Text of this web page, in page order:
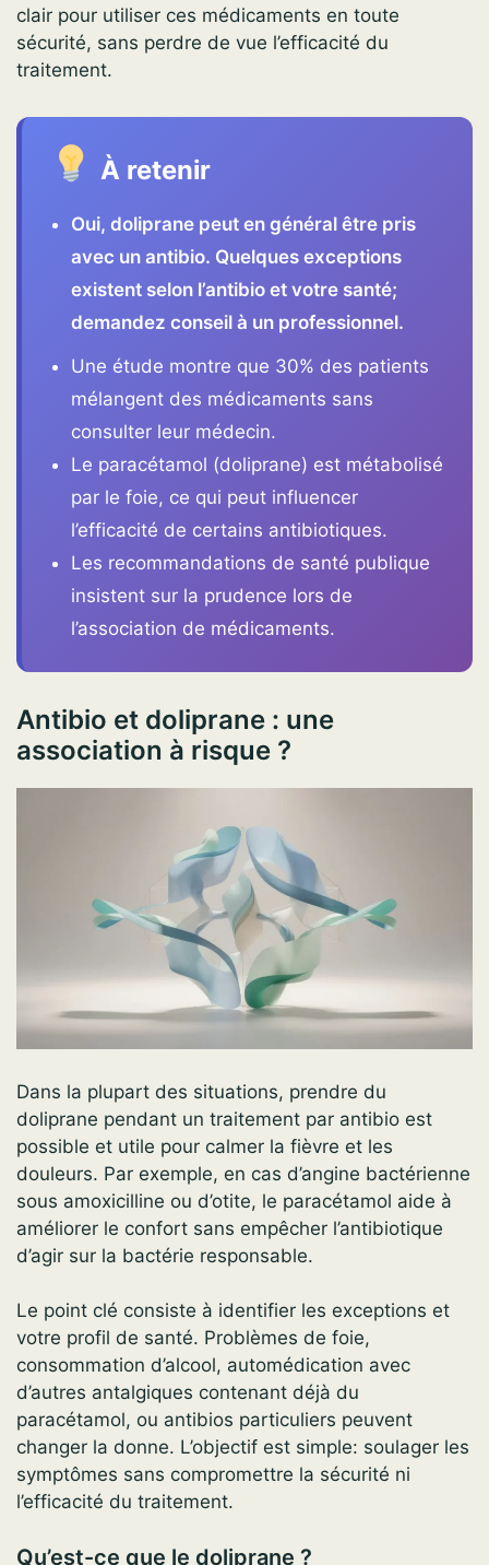
clair pour utiliser ces médicaments en toute
sécurité, sans perdre de vue l’efficacité du
traitement.
À retenir
Oui, doliprane peut en général être pris
avec un antibio. Quelques exceptions
existent selon l’antibio et votre santé;
demandez conseil à un professionnel.
Une étude montre que 30% des patients
mélangent des médicaments sans
consulter leur médecin.
Le paracétamol (doliprane) est métabolisé
par le foie, ce qui peut influencer
l’efficacité de certains antibiotiques.
Les recommandations de santé publique
insistent sur la prudence lors de
l’association de médicaments.
Antibio et doliprane : une
association à risque ?
Dans la plupart des situations, prendre du
doliprane pendant un traitement par antibio est
possible et utile pour calmer la fièvre et les
douleurs. Par exemple, en cas d’angine bactérienne
sous amoxicilline ou d’otite, le paracétamol aide à
améliorer le confort sans empêcher l’antibiotique
d’agir sur la bactérie responsable.
Le point clé consiste à identifier les exceptions et
votre profil de santé. Problèmes de foie,
consommation d’alcool, automédication avec
d’autres antalgiques contenant déjà du
paracétamol, ou antibios particuliers peuvent
changer la donne. L’objectif est simple: soulager les
symptômes sans compromettre la sécurité ni
l’efficacité du traitement.
Qu’est-ce que le doliprane ?